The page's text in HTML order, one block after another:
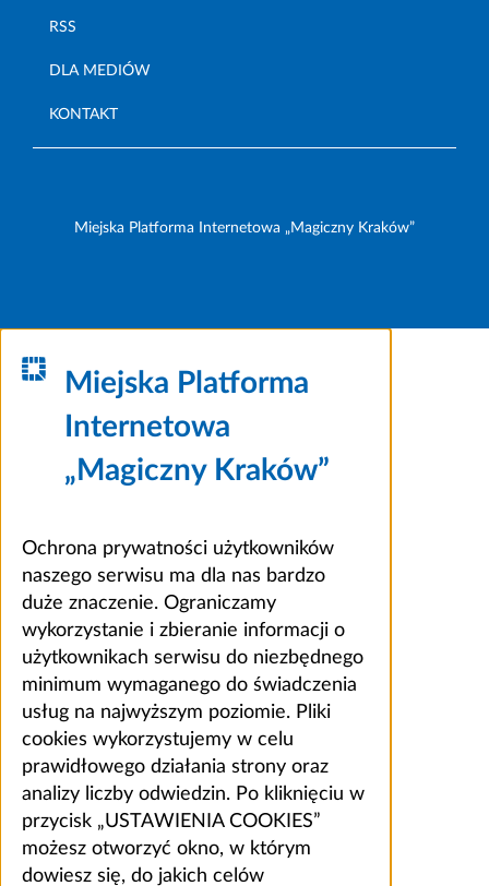
RSS
DLA MEDIÓW
KONTAKT
Miejska Platforma Internetowa „Magiczny Kraków”
Miejska Platforma
Internetowa
„Magiczny Kraków”
Ochrona prywatności użytkowników
naszego serwisu ma dla nas bardzo
duże znaczenie. Ograniczamy
wykorzystanie i zbieranie informacji o
użytkownikach serwisu do niezbędnego
minimum wymaganego do świadczenia
usług na najwyższym poziomie. Pliki
cookies wykorzystujemy w celu
prawidłowego działania strony oraz
analizy liczby odwiedzin. Po kliknięciu w
przycisk „USTAWIENIA COOKIES”
możesz otworzyć okno, w którym
dowiesz się, do jakich celów